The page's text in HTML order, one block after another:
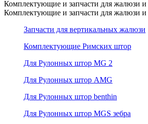
Комплектующие и запчасти для жалюзи
Комплектующие и запчасти для жалюзи
Запчасти для вертикальных жалюзи
Комплектующие Римских штор
Для Рулонных штор MG 2
Для Рулонных штор AMG
Для Рулонных штор benthin
Для Рулонных штор MGS зебра